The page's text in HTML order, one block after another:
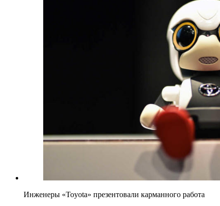
Инженеры «Toyota» презентовали карманного работа